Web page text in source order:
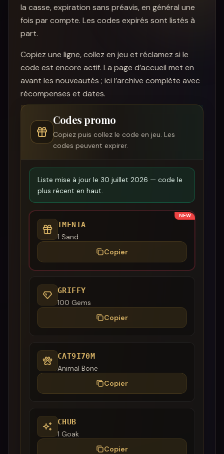
la casse, expiration sans préavis, en général une
fois par compte. Les codes expirés sont listés à
part.
Copiez une ligne, collez en jeu et réclamez si le
code est encore actif. La page d’accueil met en
avant les nouveautés ; ici l’archive complète avec
récompenses et dates.
Codes promo
Copiez puis collez le code en jeu. Les
codes peuvent expirer.
Liste mise à jour le 30 juillet 2026 — code le
plus récent en haut.
NEW
IMENIA
1 Sand
Copier
GRIFFY
100 Gems
Copier
CAT9I70M
Animal Bone
Copier
CHUB
1 Goak
Copier